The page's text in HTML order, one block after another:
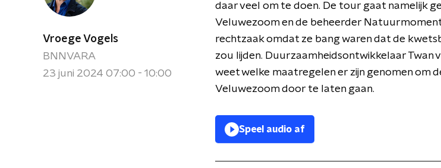
Vroege Vogels
BNNVARA
23 juni 2024 07:00 - 10:00
daar veel om te doen. De tour gaat namelijk
Veluwezoom en de beheerder
rechtzaak omdat ze bang waren dat de
zou lijden. Duurzaamheidsontwikkelaar Twan
weet welke maatregelen er zijn genomen om
Veluwezoom door te laten gaan.
Speel audio af